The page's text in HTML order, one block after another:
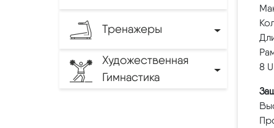
Тренажеры
Художественная
Гимнастика
8